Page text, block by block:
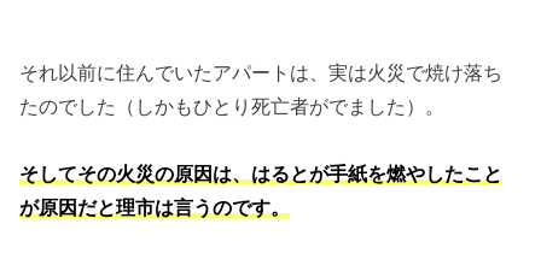
それ以前に住んでいたアパートは、実は火災で焼け落ち
たのでした（しかもひとり死亡者がでました）。
そしてその火災の原因は、はるとが手紙を燃やしたこと
が原因だと理市は言うのです。